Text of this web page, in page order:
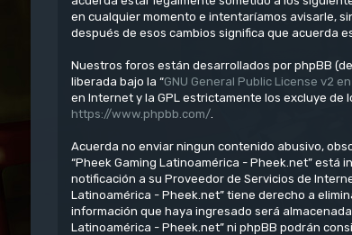
en cualquier momento e intentaríamos avisarle,
después de esos cambios significa que acuerda
Nuestros foros están desarrollados por phpBB (de
liberada bajo la “GNU General Public License v2
en Internet y la GPL estrictamente los excluye
https://www.phpbb.com/.
Acuerda no enviar ningun contenido abusivo,
“Pheek Gaming Latinoamérica - Pheek.net”
notificación a su Proveedor de Servicios de
Latinoamérica - Pheek.net” tiene derecho a
información que haya ingresado será
Latinoamérica - Pheek.net” ni phpBB podrán